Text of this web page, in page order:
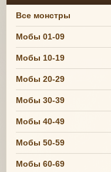
Все монстры
Мобы 01-09
Мобы 10-19
Мобы 20-29
Мобы 30-39
Мобы 40-49
Мобы 50-59
Мобы 60-69